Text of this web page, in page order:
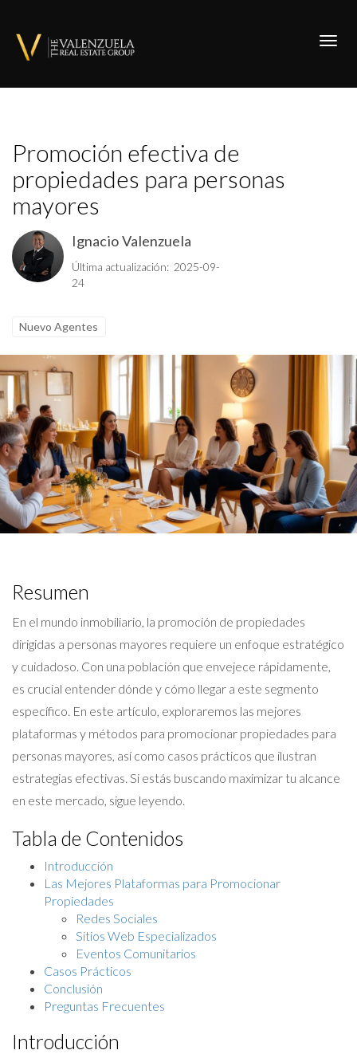
Promoción efectiva de
propiedades para personas
mayores
Ignacio Valenzuela
Última actualización: 2025-09-
24
Nuevo Agentes
Resumen
En el mundo inmobiliario, la promoción de propiedades
dirigidas a personas mayores requiere un enfoque estratégico
y cuidadoso. Con una población que envejece rápidamente,
es crucial entender dónde y cómo llegar a este segmento
específico. En este artículo, exploraremos las mejores
plataformas y métodos para promocionar propiedades para
personas mayores, así como casos prácticos que ilustran
estrategias efectivas. Si estás buscando maximizar tu alcance
en este mercado, sigue leyendo.
Tabla de Contenidos
Introducción
Las Mejores Plataformas para Promocionar
Propiedades
Redes Sociales
Sitios Web Especializados
Eventos Comunitarios
Casos Prácticos
Conclusión
Preguntas Frecuentes
Introducción